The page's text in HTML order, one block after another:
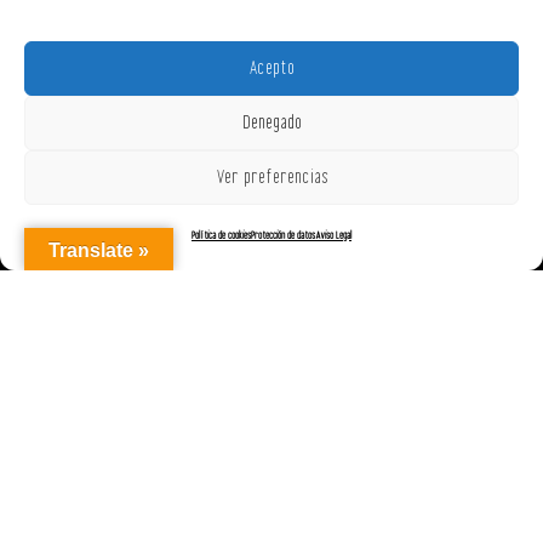
Acepto
Denegado
Ver preferencias
Política de cookiesProtección de datosAviso Legal
Translate »